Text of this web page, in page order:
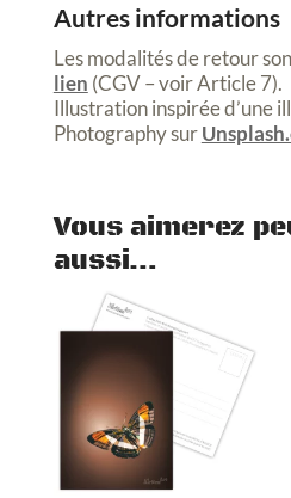
Autres informations
Les modalités de retour
lien (CGV – voir Article 7).
Illustration inspirée d’une
Photographysur
Vous aimerez
aussi…